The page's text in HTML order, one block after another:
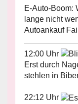
E-Auto-Boom:
lange nicht
Autoankauf
12:00 Uhr
Erst durch
stehlen in
22:12 Uhr